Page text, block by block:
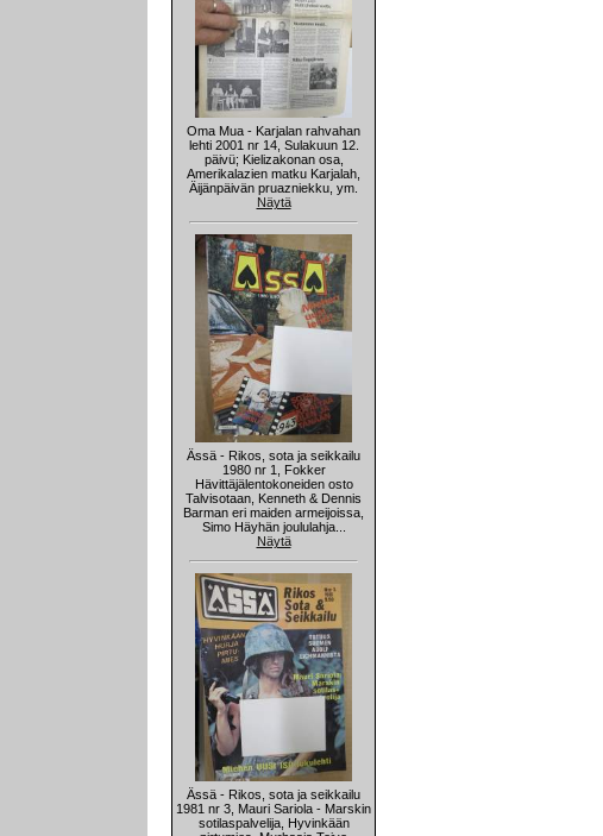
Oma Mua - Karjalan rahvahan
lehti 2001 nr 14, Sulakuun 12.
päivü; Kielizakonan osa,
Amerikalazien matku Karjalah,
Äijänpäivän pruazniekku, ym.
Näytä
Ässä - Rikos, sota ja seikkailu
1980 nr 1, Fokker
Hävittäjälentokoneiden osto
Talvisotaan, Kenneth & Dennis
Barman eri maiden armeijoissa,
Simo Häyhän joululahja...
Näytä
Ässä - Rikos, sota ja seikkailu
1981 nr 3, Mauri Sariola - Marskin
sotilaspalvelija, Hyvinkään